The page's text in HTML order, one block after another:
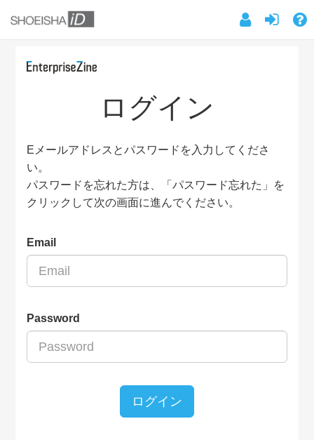
ログイン
Eメールアドレスとパスワードを入力してくださ
い。
パスワードを忘れた方は、「パスワード忘れた」を
クリックして次の画面に進んでください。
Email
Password
ログイン